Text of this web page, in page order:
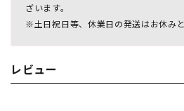
ざいます。
※土日祝日等、休業日の発送はお休みと
レビュー